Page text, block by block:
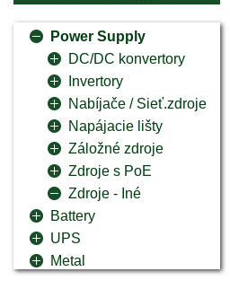
Power Supply
DC/DC konvertory
Invertory
Nabíjače / Sieť.zdroje
Napájacie lišty
Záložné zdroje
Zdroje s PoE
Zdroje - Iné
Battery
UPS
Metal